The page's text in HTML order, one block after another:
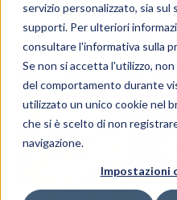
servizio personalizzato, sia
supporti. Per ulteriori
consultare l'informativa sulla
Se non si accetta l'utilizzo,
del comportamento durante
utilizzato un unico cookie nel
che si è scelto di non
navigazione.
Impostazioni